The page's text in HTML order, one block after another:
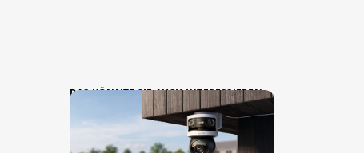
DAS KÖNNTE SIE AUCH INTERESSIEREN: